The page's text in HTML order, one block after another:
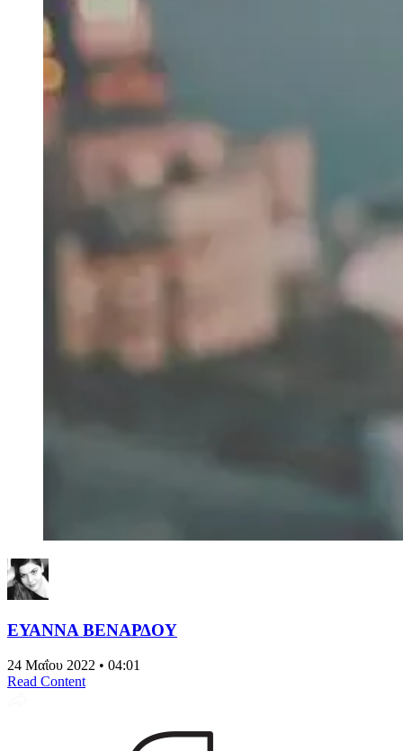
ΕΥΑΝΝΑ ΒΕΝΑΡΔΟΥ
24 Μαΐου 2022 • 04:01
Read Content